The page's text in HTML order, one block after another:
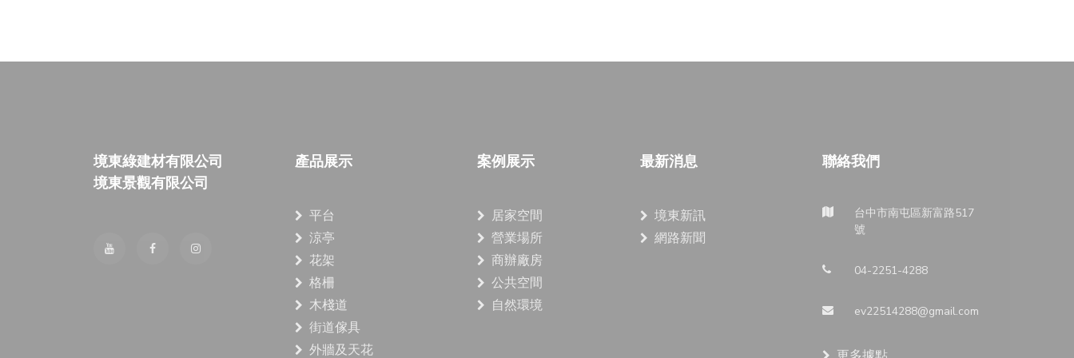
境東綠建材有限公司
境東景觀有限公司
產品展示
平台
涼亭
花架
格柵
木棧道
街道傢具
外牆及天花
案例展示
居家空間
營業場所
商辦廠房
公共空間
自然環境
最新消息
境東新訊
網路新聞
聯絡我們
台中市南屯區新富路517
號
04-2251-4288
ev22514288@gmail.com